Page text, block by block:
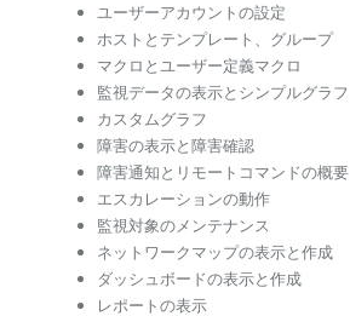
ユーザーアカウントの設定
ホストとテンプレート、グループ
マクロとユーザー定義マクロ
監視データの表示とシンプルグラフ
カスタムグラフ
障害の表示と障害確認
障害通知とリモートコマンドの概要
エスカレーションの動作
監視対象のメンテナンス
ネットワークマップの表示と作成
ダッシュボードの表示と作成
レポートの表示